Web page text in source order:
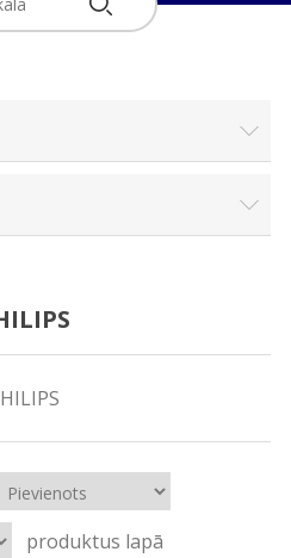
produktus lapā